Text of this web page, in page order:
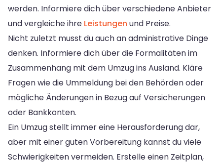
werden. Informiere dich über verschiedene Anbieter
und vergleiche ihre Leistungen und Preise.
Nicht zuletzt musst du auch an administrative Dinge
denken. Informiere dich über die Formalitäten im
Zusammenhang mit dem Umzug ins Ausland. Kläre
Fragen wie die Ummeldung bei den Behörden oder
mögliche Änderungen in Bezug auf Versicherungen
oder Bankkonten.
Ein Umzug stellt immer eine Herausforderung dar,
aber mit einer guten Vorbereitung kannst du viele
Schwierigkeiten vermeiden. Erstelle einen Zeitplan,